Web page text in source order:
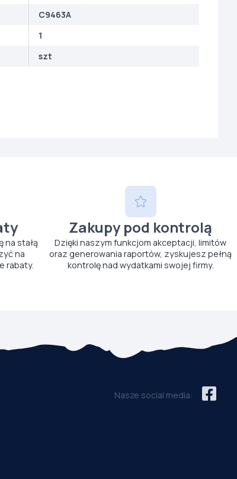
C9463A
1
szt
na stałą
na
rabaty.
Zakupy pod kontrolą
Dzięki naszym funkcjom akceptacji, limitów
oraz generowania raportów, zyskujesz pełną
kontrolę nad wydatkami swojej firmy.
Nasze social media: